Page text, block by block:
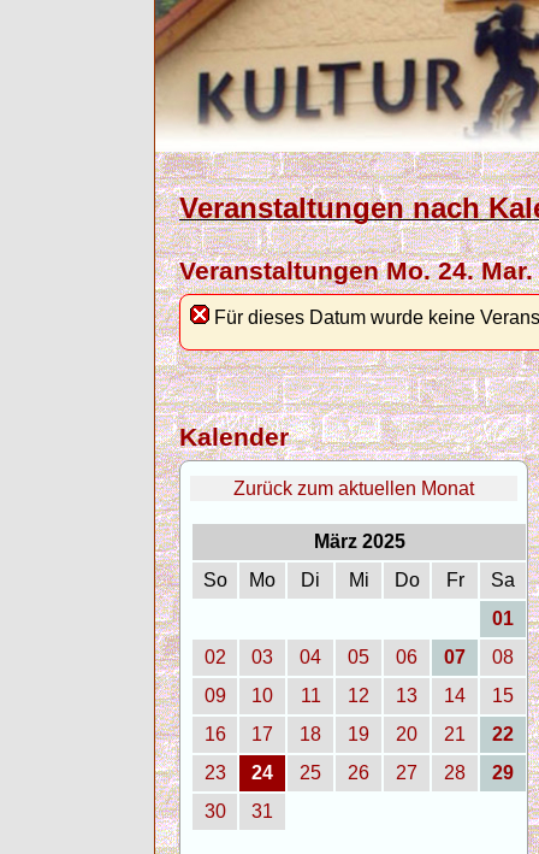
Veranstaltungen nach
Veranstaltungen Mo. 24. Mar.
Für dieses Datum wurde keine
Kalender
Zurück zum aktuellen Monat
März 2025
So
Mo Di Mi Do Fr
Sa
01
02
03 04 05 06 07
08
09
10 11 12 13 14
15
16
17 18 19 20 21
22
23
24 25 26 27 28
29
30
31